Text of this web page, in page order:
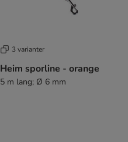
3 varianter
Heim sporline - orange
5 m lang; Ø 6 mm